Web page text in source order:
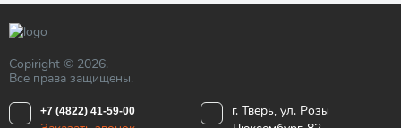
Copiright © 2026.
Все права защищены.
+7 (4822) 41-59-00
г. Тверь, ул. Розы